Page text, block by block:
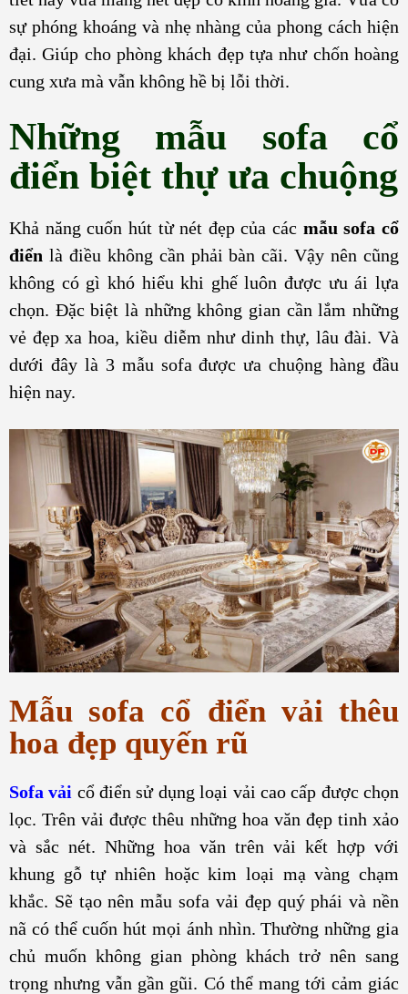
sự phóng khoáng và nhẹ nhàng của phong cách hiện
đại. Giúp cho phòng khách đẹp tựa như chốn hoàng
cung xưa mà vẫn không hề bị lỗi thời.
Những mẫu sofa cổ
điển biệt thự ưa chuộng
Khả năng cuốn hút từ nét đẹp của các mẫu sofa cổ
điển là điều không cần phải bàn cãi. Vậy nên cũng
không có gì khó hiểu khi ghế luôn được ưu ái lựa
chọn. Đặc biệt là những không gian cần lắm những
vẻ đẹp xa hoa, kiều diễm như dinh thự, lâu đài. Và
dưới đây là 3 mẫu sofa được ưa chuộng hàng đầu
hiện nay.
Mẫu sofa cổ điển vải thêu
hoa đẹp quyến rũ
Sofa vải cổ điển sử dụng loại vải cao cấp được chọn
lọc. Trên vải được thêu những hoa văn đẹp tinh xảo
và sắc nét. Những hoa văn trên vải kết hợp với
khung gỗ tự nhiên hoặc kim loại mạ vàng chạm
khắc. Sẽ tạo nên mẫu sofa vải đẹp quý phái và nền
nã có thể cuốn hút mọi ánh nhìn. Thường những gia
chủ muốn không gian phòng khách trở nên sang
trọng nhưng vẫn gần gũi. Có thể mang tới cảm giác